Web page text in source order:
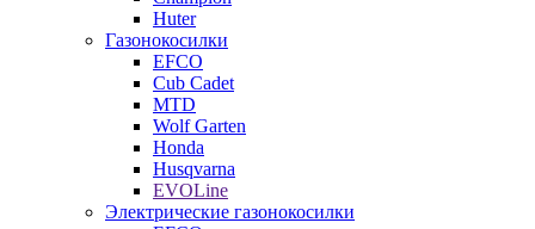
Huter
Газонокосилки
EFCO
Cub Cadet
MTD
Wolf Garten
Honda
Husqvarna
EVOLine
Электрические газонокосилки